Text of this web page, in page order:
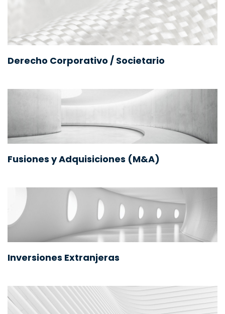
Derecho Corporativo / Societario
Fusiones y Adquisiciones (M&A)
Inversiones Extranjeras